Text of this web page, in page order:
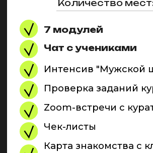
ДОКУМЕНТЫ
Индивидуальный предприниматель —
единоличный исполнительный орган:
не выделены.
Политика в отношении обработки
персональных данных
Согласие на обработку персональных данных
Документы об оказании платных
образовательных услуг
Сведения об образовательной организации
Договор оферта об оказании платных
образовательных услуг (дистанционно)